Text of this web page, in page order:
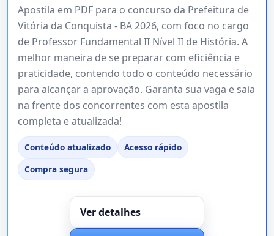
Apostila em PDF para o concurso da Prefeitura de
Vitória da Conquista - BA 2026, com foco no cargo
de Professor Fundamental II Nível II de História. A
melhor maneira de se preparar com eficiência e
praticidade, contendo todo o conteúdo necessário
para alcançar a aprovação. Garanta sua vaga e saia
na frente dos concorrentes com esta apostila
completa e atualizada!
Conteúdo atualizado
Acesso rápido
Compra segura
Ver detalhes